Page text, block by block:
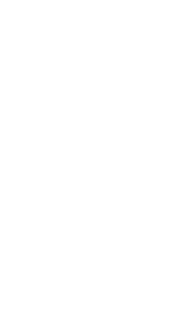
así que no dudes
para que termines tu
entre las opciones de
importantes al
con una amplia
De esta manera,
garantizada.